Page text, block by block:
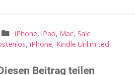
iPhone, iPad, Mac, Sale
, iPhone, Kindle Unlimited
Beitrag teilen